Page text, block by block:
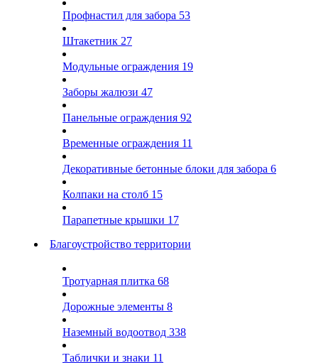
Профнастил для забора 53
Штакетник 27
Модульные ограждения 19
Заборы жалюзи 47
Панельные ограждения 92
Временные ограждения 11
Декоративные бетонные блоки для забора 6
Колпаки на столб 15
Парапетные крышки 17
Благоустройство территории
Тротуарная плитка 68
Дорожные элементы 8
Наземный водоотвод 338
Таблички и знаки 11